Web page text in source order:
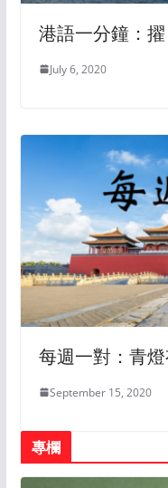
港語一分鐘：擢
July 6, 2020
每週一對：青
September 15, 2020
專欄